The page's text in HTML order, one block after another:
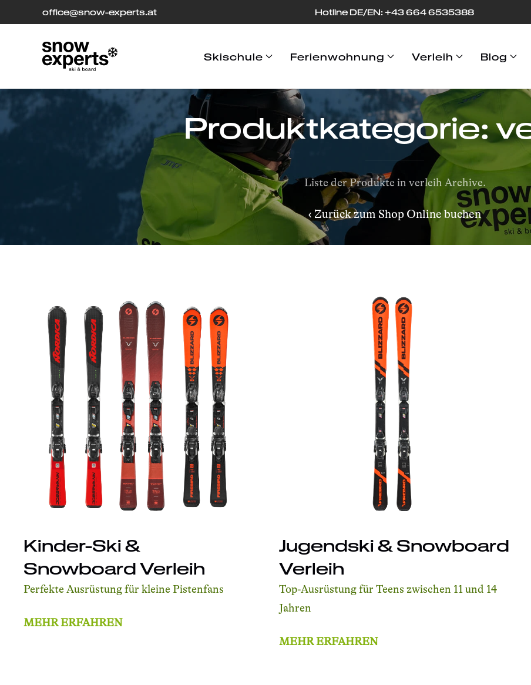
office[at]
@snow-experts.at Hotline DE/EN: +43 664 6535388
Skischule Ferienwohnung Verleih Blog
Produktkategorie:
Liste der Produkte in verleih Archive.
‹ Zurück zum Shop Online buchen
Kinder-Ski &
Snowboard Verleih
Perfekte Ausrüstung für kleine Pistenfans
MEHR ERFAHREN
Jugendski & Snowboard
Verleih
Top-Ausrüstung für Teens zwischen 11 und 14
Jahren
MEHR ERFAHREN